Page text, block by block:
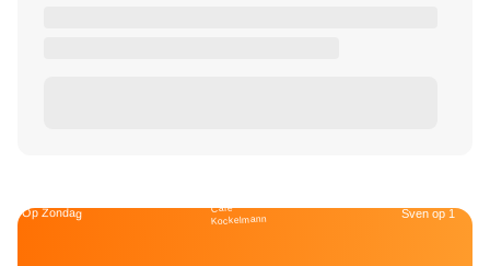
Op Zondag Café
Kockelmann Sven op 1